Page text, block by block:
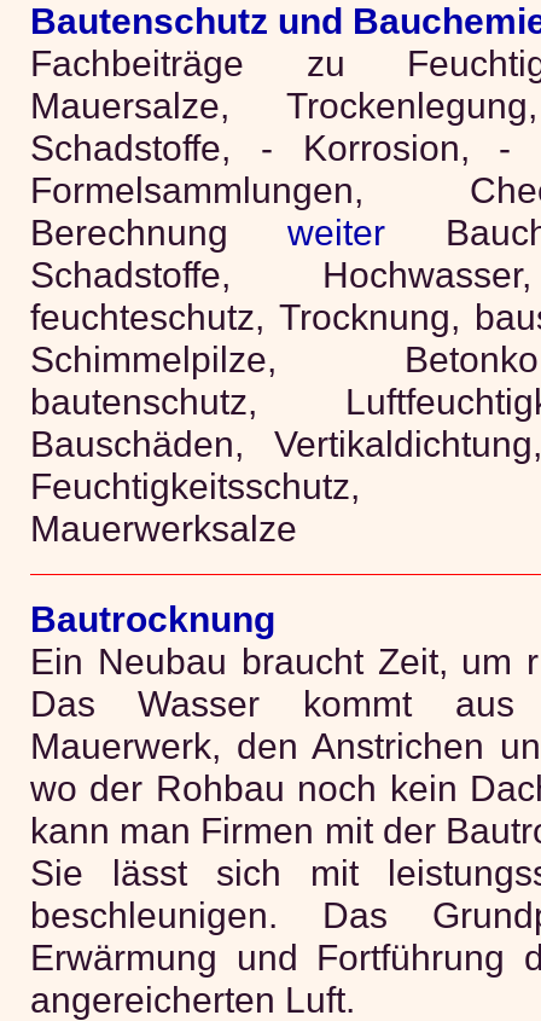
Bautenschutz und
Fachbeiträge zu
Mauersalze,
Schadstoffe, - Korrosion, -
Formelsammlungen,
Berechnungweiter
Schadstoffe,
feuchteschutz, Trocknung,
Schimmelpilze,
bautenschutz,
Bauschäden,
Feuchtigkeitsschutz,
Mauerwerksalze
Bautrocknung
Ein Neubau braucht Zeit, um
Das Wasser kommt
Mauerwerk, den Anstrichen
wo der Rohbau noch kein
kann man Firmen mit der
Sie lässt sich mit
beschleunigen. Das
Erwärmung und Fortführung
angereicherten Luft.